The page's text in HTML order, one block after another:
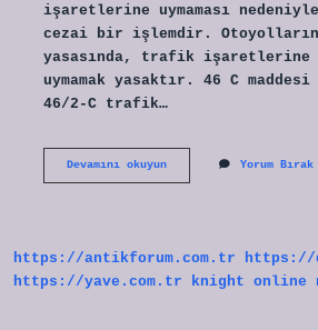
işaretlerine uymaması
cezai bir işlemdir.
yasasında, trafik işaretlerine
uymamak yasaktır. 46 C maddesi
46/2-C trafik…
Devamını okuyun46
Yorum Bırak
https://antikforum.com.tr
https://
https://yave.com.tr
knight online